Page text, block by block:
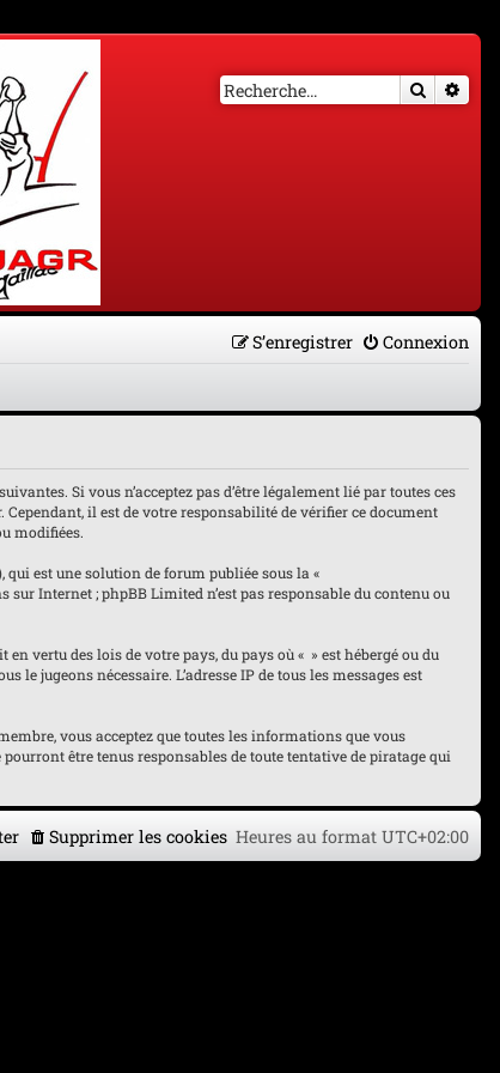
Connexion
S’enregistrer
Si vous n’acceptez pas d’être légalement lié par toutes ces
il est de votre responsabilité de vérifier ce document
modifiées.
qui est une solution de forum publiée sous la «
Internet ; phpBB Limited n’est pas responsable du contenu ou
vertu des lois de votre pays, du pays où « » est hébergé ou du
jugeons nécessaire. L’adresse IP de tous les messages est
vous acceptez que toutes les informations que vous
être tenus responsables de toute tentative de piratage qui
Heures au format UTC+02:00
Supprimer les cookies